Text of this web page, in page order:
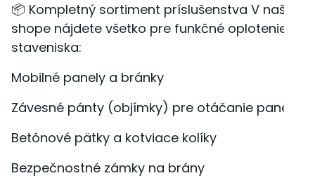
📦 Kompletný sortiment príslušenstva V našom
shope nájdete všetko pre funkčné oplotenie
staveniska:
Mobilné panely a bránky
Závesné pánty (objímky) pre otáčanie panelov
Betónové pätky a kotviace kolíky
Bezpečnostné zámky na brány